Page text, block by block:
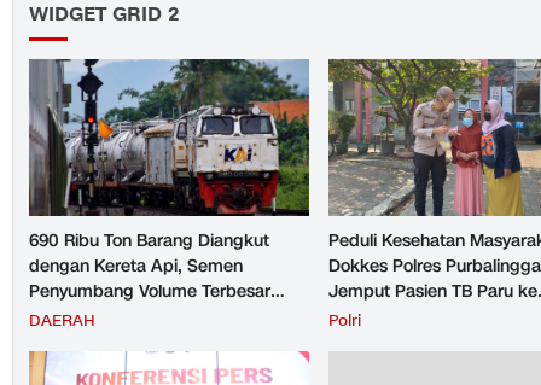
WIDGET GRID 2
690 Ribu Ton Barang Diangkut
dengan Kereta Api, Semen
Penyumbang Volume Terbesar
Angkutan Barang KAI Daop 5
Tahun 2026
DAERAH
Peduli Kesehatan
Dokkes Polres
Jemput Pasien TB Paru ke
Puskesmas
Polri